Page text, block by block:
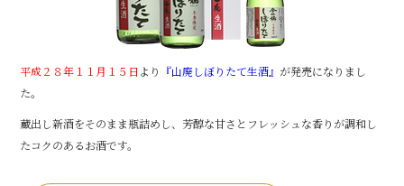
平成２８年１１月１５日より 『山廃しぼりたて生酒』 が発売になりまし
た。
蔵出し新酒をそのまま瓶詰めし、芳醇な甘さとフレッシュな香りが調和し
たコクのあるお酒です。